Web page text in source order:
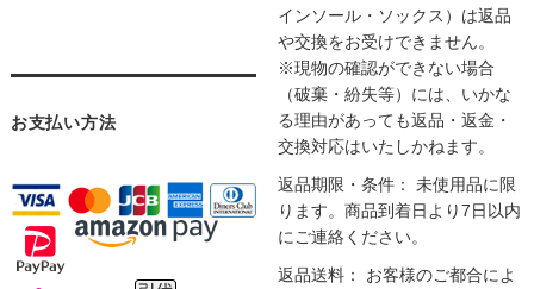
お支払い方法
インソール・ソックス）は返品
や交換をお受けできません。
※現物の確認ができない場合
（破棄・紛失等）には、いかな
る理由があっても返品・返金・
交換対応はいたしかねます。
返品期限・条件： 未使用品に限
ります。商品到着日より7日以内
にご連絡ください。
返品送料： お客様のご都合によ